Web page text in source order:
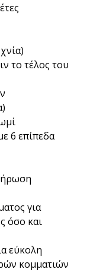
το τέλος του
6 επίπεδα
για
όσο και
εύκολη
κομματιών